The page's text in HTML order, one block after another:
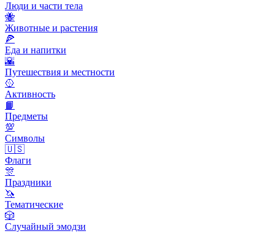
Люди и части тела
🐝
Животные и растения
🍕
Еда и напитки
🌇
Путешествия и местности
🥎
Активность
📙
Предметы
💯
Символы
🇺🇸
Флаги
🎊
Праздники
🦄
Тематические
🎲
Случайный эмодзи